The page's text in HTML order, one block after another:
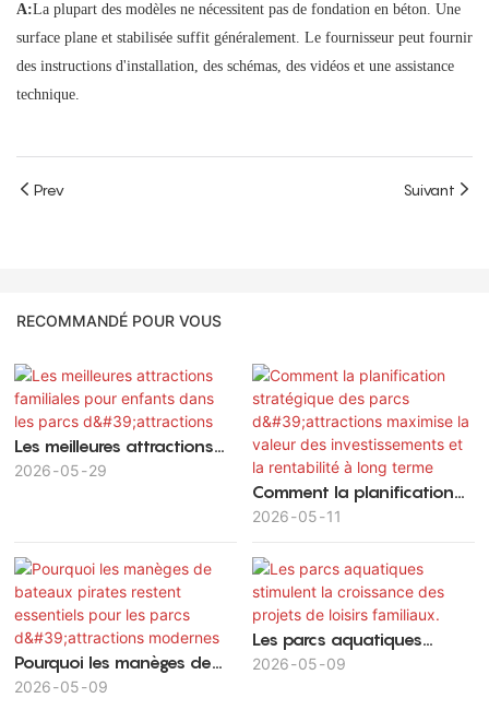
A:La plupart des modèles ne nécessitent pas de fondation en béton. Une
surface plane et stabilisée suffit généralement. Le fournisseur peut fournir
des instructions d'installation, des schémas, des vidéos et une assistance
technique.
Prev Suivant
RECOMMANDÉ POUR VOUS
Les meilleures attractions
familiales pour enfants
2026 05 29
Comment la planification
stratégique des parcs
valeur des investissements
et la rentabilité à long
terme
2026 05 11
Pourquoi les manèges de
bateaux pirates restent
2026 05 09
Les parcs aquatiques
stimulent la croissance des
2026 05 09